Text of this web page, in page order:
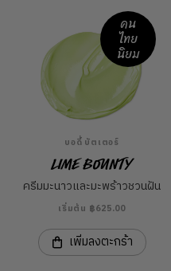
คน
ไทย
นิยม
บอดี้ บัตเตอร์
Lime Bounty
ครีมมะนาวและมะพร้าวชวนฝัน
เริ่มต้น ฿625.00
เพิ่มลงตะกร้า